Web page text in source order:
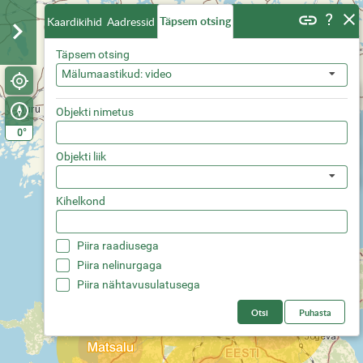
0°
Kaardikihid Aadressid Täpsem otsing
Täpsem otsing
Mälumaastikud: video
Objekti nimetus
Objekti liik
Kihelkond
Piira raadiusega
Piira nelinurgaga
Piira nähtavusulatusega
Otsi Puhasta